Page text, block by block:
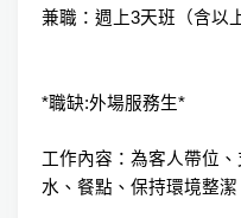
兼職：週上3天班（含以
*職缺:外場服務生*
工作內容：為客人帶位
水、餐點、保持環境整潔